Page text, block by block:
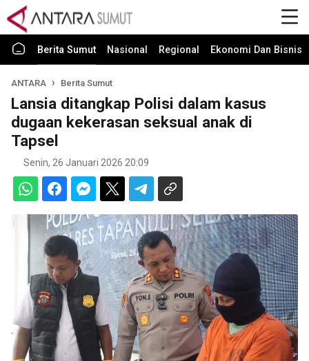
Berita Sumut Nasional Regional Ekonomi Dan Bisnis
ANTARA Berita Sumut
Lansia ditangkap Polisi dalam kasus
dugaan kekerasan seksual anak di
Tapsel
Senin, 26 Januari 2026 20:09